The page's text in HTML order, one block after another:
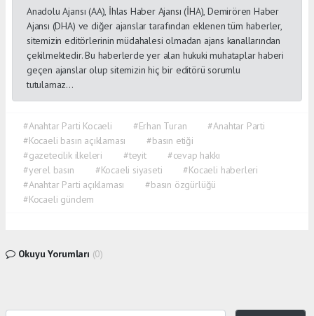
Anadolu Ajansı (AA), İhlas Haber Ajansı (İHA), Demirören Haber
Ajansı (DHA) ve diğer ajanslar tarafından eklenen tüm haberler,
sitemizin editörlerinin müdahalesi olmadan ajans kanallarından
çekilmektedir. Bu haberlerde yer alan hukuki muhataplar haberi
geçen ajanslar olup sitemizin hiç bir editörü sorumlu
tutulamaz...
#Anahtar Parti Kocaeli #Erhan Turan
#Anahtar Parti
#Kocaeli basın açıklaması
#basın etiği
#gazetecilik ilkeleri
#teyit
#cevap hakkı
#yerel basın
#Kocaeli siyaseti
#Kocaeli haberleri
#Anahtar Parti açıklaması
#basın özgürlüğü
#Kocaeli gündem
Okuyu Yorumları (0)